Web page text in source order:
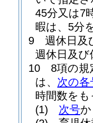
45分又は7
暇は、5分
9
週休日及
週休日及
10
8項の
は、 次の各
時間数を
(1)
次号